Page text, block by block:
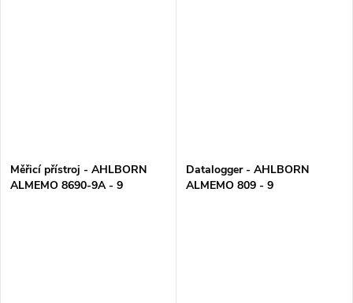
Měřicí přístroj - AHLBORN
ALMEMO 8690-9A - 9
Datalogger - AHLBORN
ALMEMO 809 - 9